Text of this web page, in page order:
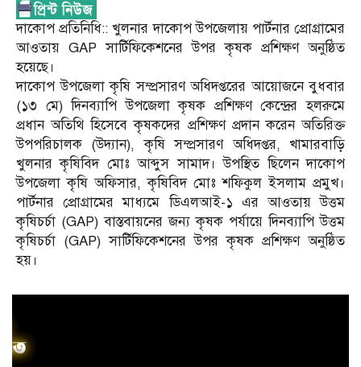
দাকোপ প্রতিনিধি:: খুলনার দাকোপ উপজেলায় পার্টনার প্রোগ্রামের
আওতায় GAP সার্টিফিকেশনের উপর কৃষক প্রশিক্ষণ অনুষ্ঠিত
হয়েছে।
দাকোপ উপজেলা কৃষি সম্প্রসারণ অধিদপ্তরের আয়োজনে বুধবার
(১৩ মে) দিনব্যাপি উপজেলা কৃষক প্রশিক্ষণ কেন্দ্রের হলরুমে
প্রধান অতিথি হিসেবে কৃষকদের প্রশিক্ষণ প্রদান করেন অতিরিক্ত
উপপরিচালক (উদ্যান), কৃষি সম্প্রসারণ অধিদপ্তর, খামারবাড়ি
খুলনার কৃষিবিদ মোঃ আব্দুস সামাদ। উপস্থিত ছিলেন দাকোপ
উপজেলা কৃষি অফিসার, কৃষিবিদ মোঃ শফিকুল ইসলাম প্রমুখ।
পার্টনার প্রোগ্রামের মাধ্যমে ডিএলআই-১ এর আওতায় উত্তম
কৃষিচর্চা (GAP) বাস্তবায়নের জন্য কৃষক পর্যায়ে দিনব্যাপি উত্তম
কৃষিচর্চা (GAP) সার্টিফিকেশনের উপর কৃষক প্রশিক্ষণ অনুষ্ঠিত
হয়।